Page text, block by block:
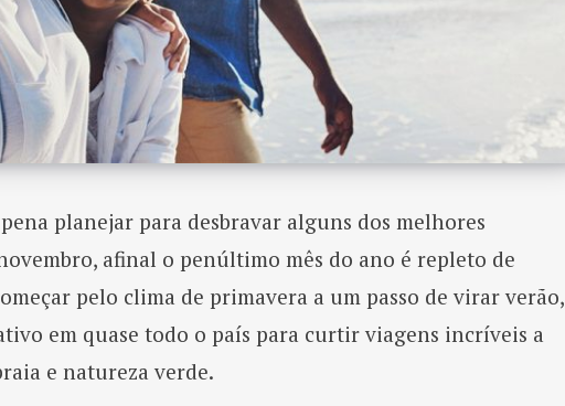
planejar para desbravar alguns dos melhores
afinal o penúltimo mês do ano é repleto de
pelo clima de primavera a um passo de virar verão,
em quase todo o país para curtir viagens incríveis a
e natureza verde.